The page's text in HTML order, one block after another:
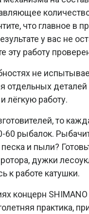
что главное в
у вас не
эту работу
не
лёгкую работу.
то
рыбалок.
и пыли?
дужки
к работе катушки.
концерн
практика,